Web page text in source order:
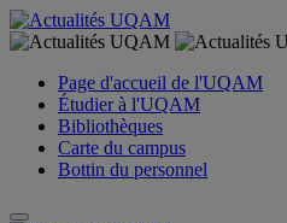
Page d'accueil de l'UQAM
Étudier à l'UQAM
Bibliothèques
Carte du campus
Bottin du personnel